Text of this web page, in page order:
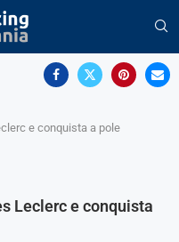
e conquista a pole
Leclerc e conquista